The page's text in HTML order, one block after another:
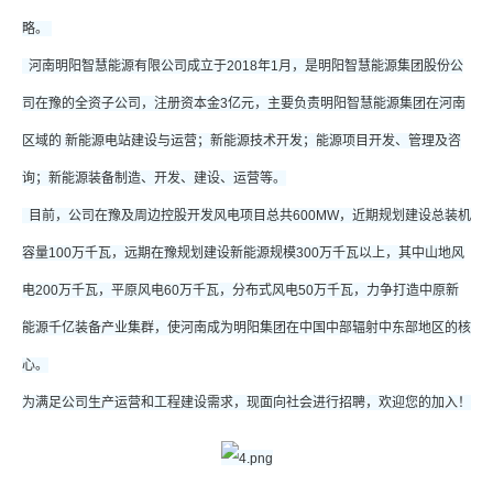
略。
河南明阳智慧能源有限公司成立于2018年1月，是明阳智慧能源集团股份公
司在豫的全资子公司，注册资本金3亿元，主要负责明阳智慧能源集团在河南
区域的 新能源电站建设与运营；新能源技术开发；能源项目开发、管理及咨
询；新能源装备制造、开发、建设、运营等。
目前，公司在豫及周边控股开发风电项目总共600MW，近期规划建设总装机
容量100万千瓦，远期在豫规划建设新能源规模300万千瓦以上，其中山地风
电200万千瓦，平原风电60万千瓦，分布式风电50万千瓦，力争打造中原新
能源千亿装备产业集群，使河南成为明阳集团在中国中部辐射中东部地区的核
心。
为满足公司生产运营和工程建设需求，现面向社会进行招聘，欢迎您的加入！